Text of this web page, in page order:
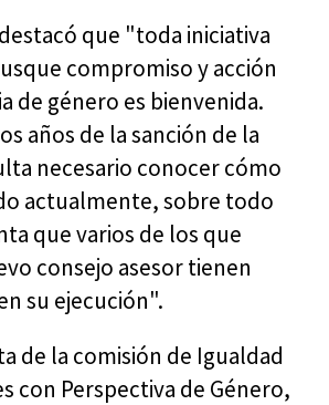
que "toda iniciativa
compromiso y acción
de género es bienvenida.
años de la sanción de la
necesario conocer cómo
actualmente, sobre todo
que varios de los que
consejo asesor tienen
su ejecución".
de la comisión de Igualdad
con Perspectiva de Género,